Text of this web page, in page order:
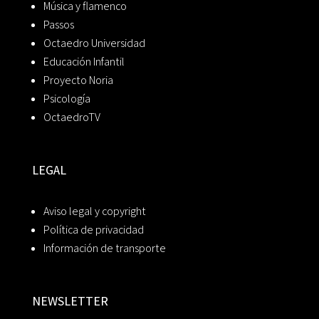
Música y flamenco
Passos
Octaedro Universidad
Educación Infantil
Proyecto Noria
Psicología
OctaedroTV
LEGAL
Aviso legal y copyright
Política de privacidad
Información de transporte
NEWSLETTER